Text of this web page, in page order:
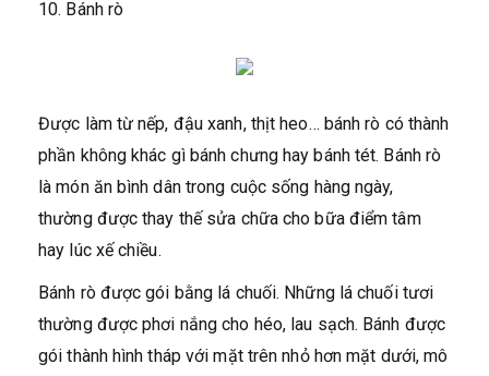
10. Bánh rò
Được làm từ nếp, đậu xanh, thịt heo… bánh rò có thành
phần không khác gì bánh chưng hay bánh tét. Bánh rò
là món ăn bình dân trong cuộc sống hàng ngày,
thường được thay thế sửa chữa cho bữa điểm tâm
hay lúc xế chiều.
Bánh rò được gói bằng lá chuối. Những lá chuối tươi
thường được phơi nắng cho héo, lau sạch. Bánh được
gói thành hình tháp với mặt trên nhỏ hơn mặt dưới, mô